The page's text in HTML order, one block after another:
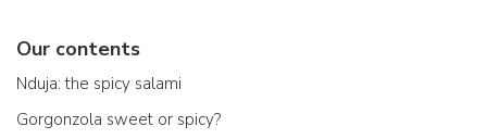
Our contents
Nduja: the spicy salami
Gorgonzola sweet or spicy?